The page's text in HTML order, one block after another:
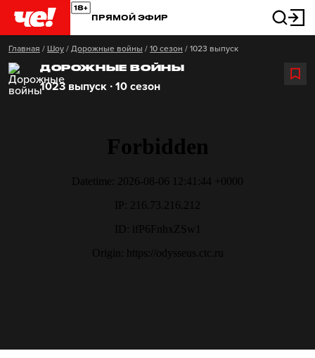
ПРЯМОЙ ЭФИР
Главная / Шоу / Дорожные войны / 10 сезон / 1023 выпуск
ДОРОЖНЫЕ ВОЙНЫ
1023 выпуск ∙ 10 сезон